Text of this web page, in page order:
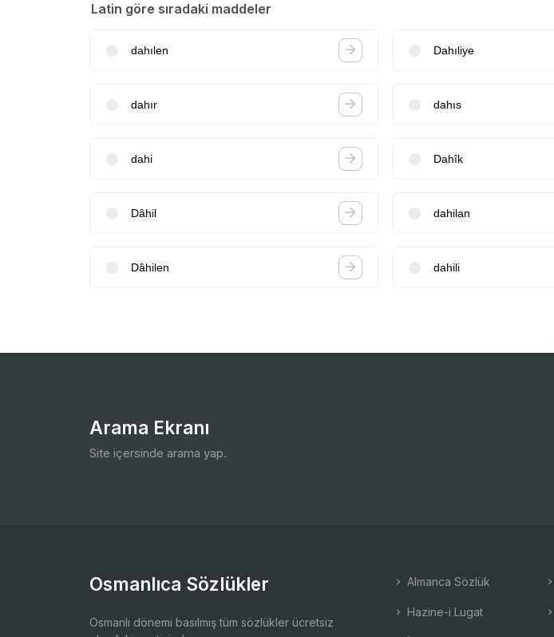
Latin göre sıradaki maddeler
dahılen Dahıliye
dahır dahıs
dahi Dahîk
Dâhil dahilan
Dâhilen dahili
Arama Ekranı
Site içersinde arama yap.
Osmanlıca Sözlükler
Osmanlı dönemi basılmış tüm sözlükler ücretsiz
Almanca Sözlük
Hazine-i Lugat